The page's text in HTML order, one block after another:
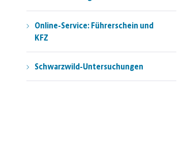
Online-Service: Führerschein und
KFZ
Schwarzwild-Untersuchungen